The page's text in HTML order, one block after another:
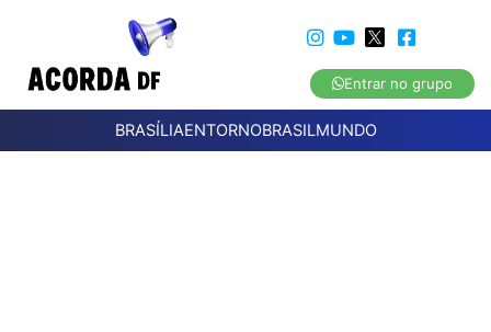
Entrar no grupo
BRASÍLIAENTORNOBRASILMUNDO